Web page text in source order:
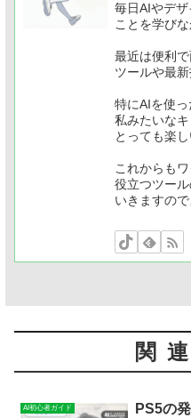
毎日AIやデ
ことを学び
最近は便利
ツールや最新
特にAIを使
私みたいな
とっても楽し
これからも
役立つツー
いきますの
関
AI初心者ガイド
PS5の